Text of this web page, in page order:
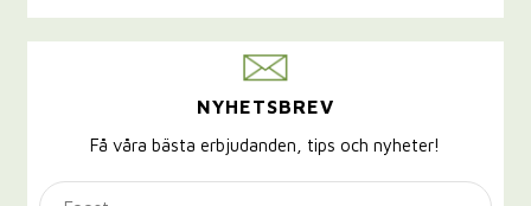
NYHETSBREV
Få våra bästa erbjudanden, tips och nyheter!